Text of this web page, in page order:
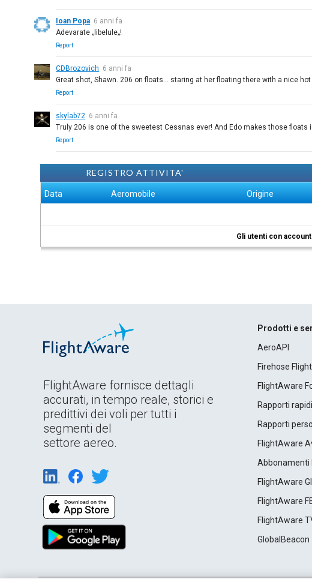
Ioan Popa 6 anni fa
Adevarate „libelule„!
Report
CDBrozovich 6 anni fa
Great shot, Shawn. 206 on floats... staring at her floating there with a nice
Report
skylab72 6 anni fa
Truly 206 is one of the sweetest Cessnas ever! And Edo makes those floats
Report
REGISTRO ATTIVITA'
Data Aeromobile Origine
Gli utenti con
FlightAware fornisce dettagli
accurati, in tempo reale, storici e
predittivi dei voli per tutti i
segmenti del
settore aereo.
Prodotti e
AeroAPI
Firehose
FlightAware
Rapporti rapidi
Rapporti
FlightAware
Abbonamenti
FlightAware
FlightAware
FlightAware
GlobalBeacon